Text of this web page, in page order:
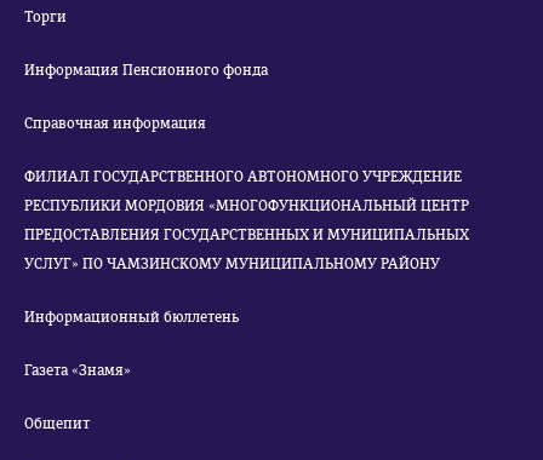
Торги
Информация Пенсионного фонда
Справочная информация
ФИЛИАЛ ГОСУДАРСТВЕННОГО АВТОНОМНОГО УЧРЕЖДЕНИЕ
РЕСПУБЛИКИ МОРДОВИЯ «МНОГОФУНКЦИОНАЛЬНЫЙ ЦЕНТР
ПРЕДОСТАВЛЕНИЯ ГОСУДАРСТВЕННЫХ И МУНИЦИПАЛЬНЫХ
УСЛУГ» ПО ЧАМЗИНСКОМУ МУНИЦИПАЛЬНОМУ РАЙОНУ
Информационный бюллетень
Газета «Знамя»
Общепит